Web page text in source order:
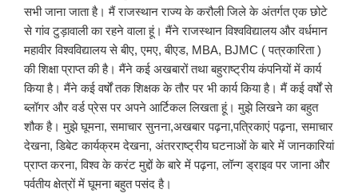
सभी जाना जाता है। मैं राजस्थान राज्य के करौली जिले के अंतर्गत एक छोटे
से गांव टुड़ावाली का रहने वाला हूं। मैंने राजस्थान विश्वविद्यालय और वर्धमान
महावीर विश्वविद्यालय से बीए, एमए, बीएड, MBA, BJMC ( पत्रकारिता )
की शिक्षा प्राप्त की है। मैंने कई अखबारों तथा बहुराष्ट्रीय कंपनियों में कार्य
किया है। मैंने कई वर्षों तक शिक्षक के तौर पर भी कार्य किया है। मैं कई वर्षों से
ब्लॉगर और वर्ड प्रेस पर अपने आर्टिकल लिखता हूं। मुझे लिखने का बहुत
शौक है। मुझे घूमना, समाचार सुनना,अखबार पढ़ना,पत्रिकाएं पढ़ना, समाचार
देखना, डिबेट कार्यक्रम देखना, अंतरराष्ट्रीय घटनाओं के बारे में जानकारियां
प्राप्त करना, विश्व के करंट मुद्दों के बारे में पढ़ना, लॉन्ग ड्राइव पर जाना और
पर्वतीय क्षेत्रों में घूमना बहुत पसंद है।